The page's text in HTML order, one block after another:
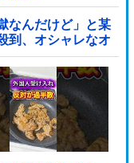
なんだけど」と某
到、オシャレなオ